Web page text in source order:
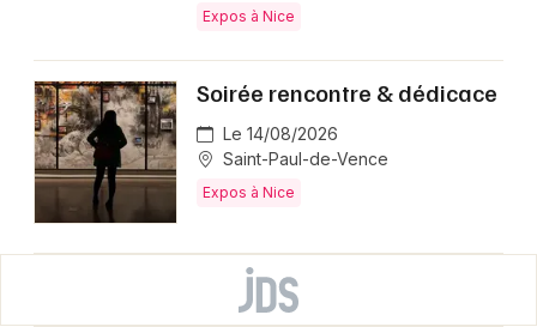
Expos à Nice
Soirée rencontre & dédicace
Le 14/08/2026
Saint-Paul-de-Vence
Expos à Nice